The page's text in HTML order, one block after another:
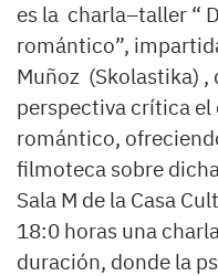
es la charla–taller “
romántico”,
Muñoz (Skolastika) ,
perspectiva crítica
romántico,
filmoteca sobre
Sala M de la Casa
18:0 horas una
duración, donde la